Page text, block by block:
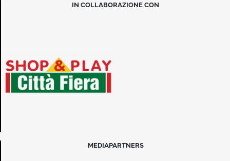
IN COLLABORAZIONE CON
MEDIAPARTNERS